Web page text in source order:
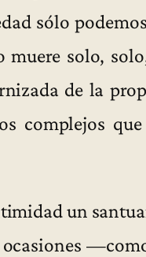
sólo
solo,
de la
complejos
un